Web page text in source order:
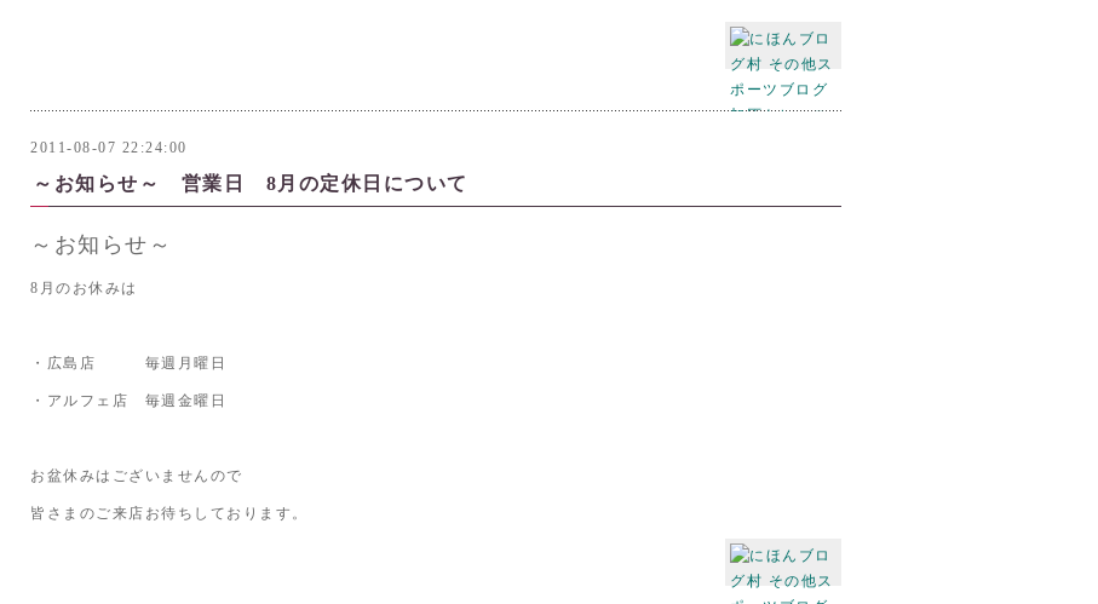
2011-08-07 22:24:00
～お知らせ～ 営業日 8月の定休日について
～お知らせ～
8月のお休みは
・広島店 毎週月曜日
・アルフェ店 毎週金曜日
お盆休みはございませんので
皆さまのご来店お待ちしております。